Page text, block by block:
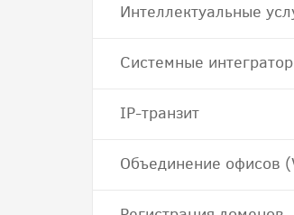
Интеллектуальные
Системные
IP-транзит
Объединение офисов